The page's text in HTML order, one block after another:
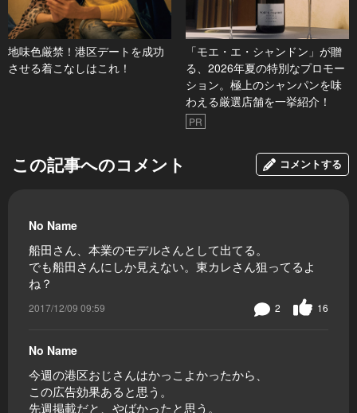
地味色厳禁！港区デートを成功
させる着こなしはこれ！
「モエ・エ・シャンドン」が贈
る、2026年夏の特別なプロモー
ション。極上のシャンパンを味
わえる厳選店舗を一挙紹介！
PR
この記事へのコメント コメントする
No Name
船田さん、本業のモデルさんとして出てる。
でも船田さんにしか見えない。東カレさん狙ってるよ
ね？
2017/12/09 09:59 16
2
No Name
今週の港区おじさんはかっこよかったから、
この広告効果あると思う。
先週掲載だと、やばかったと思う。